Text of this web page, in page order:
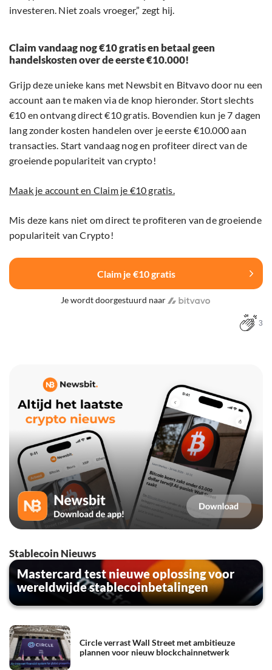
investeren. Niet zoals vroeger,” zegt hij.
Claim vandaag nog €10 gratis en betaal geen
handelskosten over de eerste €10.000!
Grijp deze unieke kans met Newsbit en Bitvavo door nu een
account aan te maken via de knop hieronder. Stort slechts
€10 en ontvang direct €10 gratis. Bovendien kun je 7 dagen
lang zonder kosten handelen over je eerste €10.000 aan
transacties. Start vandaag nog en profiteer direct van de
groeiende populariteit van crypto!
Maak je account en Claim je €10 gratis.
Mis deze kans niet om direct te profiteren van de groeiende
populariteit van Crypto!
Claim je €10 gratis
Je wordt doorgestuurd naar
3
Stablecoin Nieuws
Mastercard test nieuwe oplossing voor
wereldwijde stablecoinbetalingen
Circle verrast Wall Street met ambitieuze
plannen voor nieuw blockchainnetwerk